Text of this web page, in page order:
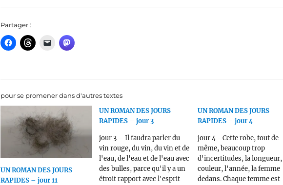
Partager :
pour se promener dans d'autres textes
UN ROMAN DES JOURS
RAPIDES – jour 11
UN ROMAN DES JOURS
RAPIDES – jour 3
jour 3 – Il faudra parler du
vin rouge, du vin, du vin et de
l'eau, de l'eau et de l'eau avec
des bulles, parce qu'il y a un
étroit rapport avec l'esprit
UN ROMAN DES JOURS
RAPIDES – jour 4
jour 4 - Cette robe, tout de
même, beaucoup trop
d'incertitudes, la longueur,
couleur, l'année, la femme
dedans. Chaque femme est